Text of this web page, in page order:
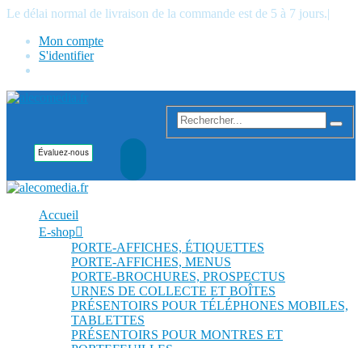
Le délai normal de livraison de la commande est de 5 à 7 jours.|
Mon compte
S'identifier
Accueil
E-shop
PORTE-AFFICHES, ÉTIQUETTES
PORTE-AFFICHES, MENUS
PORTE-BROCHURES, PROSPECTUS
URNES DE COLLECTE ET BOÎTES
PRÉSENTOIRS POUR TÉLÉPHONES MOBILES,
TABLETTES
PRÉSENTOIRS POUR MONTRES ET